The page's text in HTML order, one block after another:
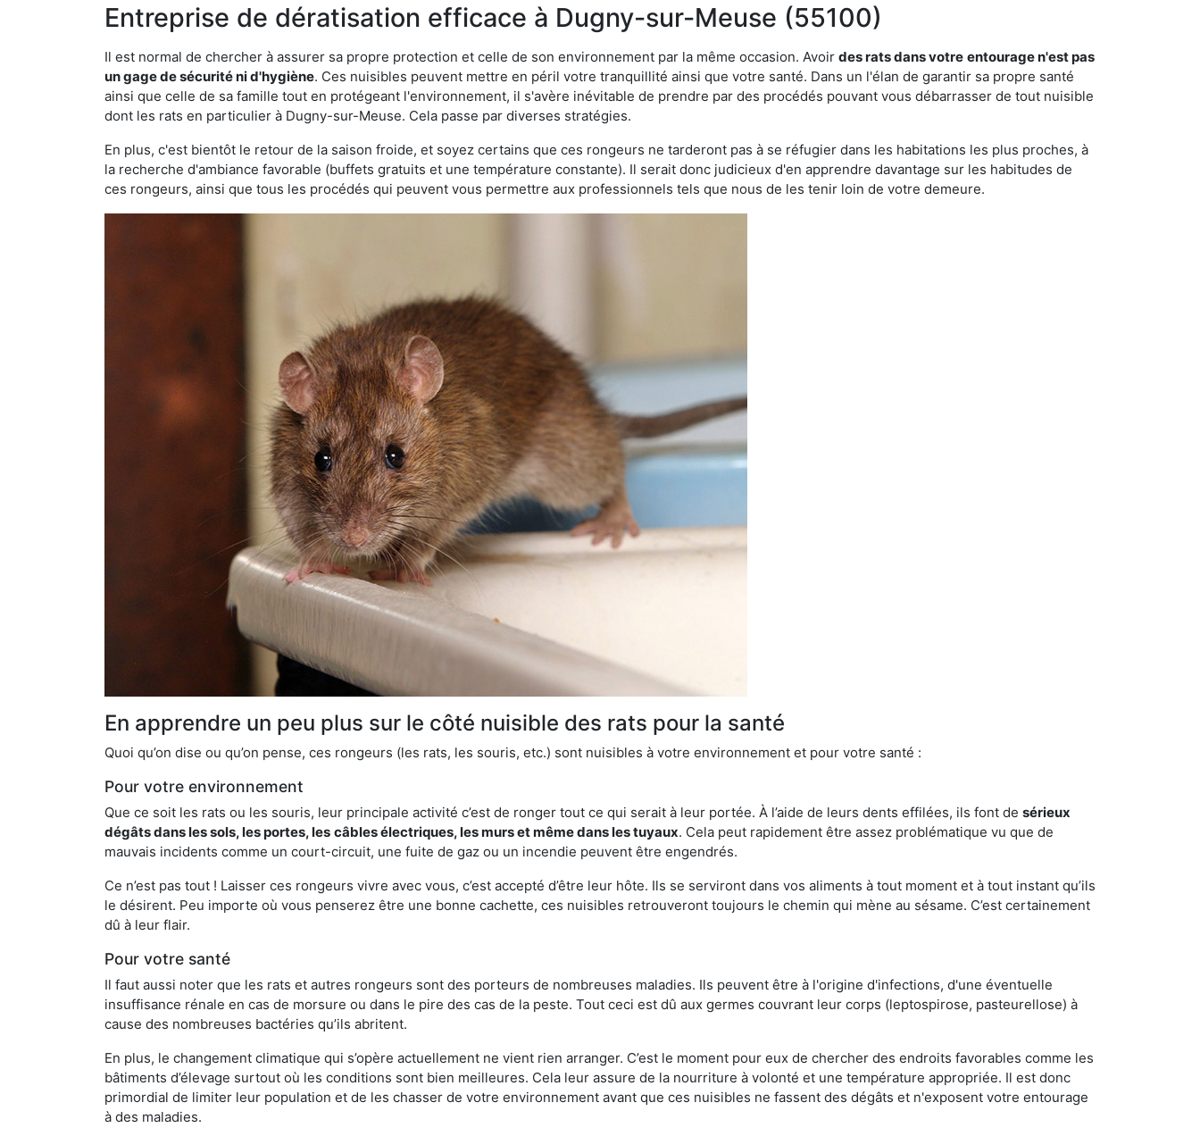
Entreprise de dératisation efficace à Dugny-sur-Meuse (55100)
Il est normal de chercher à assurer sa propre protection et celle de son environnement par la même occasion. Avoir des rats dans votre entourage n'est pas
un gage de sécurité ni d'hygiène. Ces nuisibles peuvent mettre en péril votre tranquillité ainsi que votre santé. Dans un l'élan de garantir sa propre santé
ainsi que celle de sa famille tout en protégeant l'environnement, il s'avère inévitable de prendre par des procédés pouvant vous débarrasser de tout nuisible
dont les rats en particulier à Dugny-sur-Meuse. Cela passe par diverses stratégies.
En plus, c'est bientôt le retour de la saison froide, et soyez certains que ces rongeurs ne tarderont pas à se réfugier dans les habitations les plus proches, à
la recherche d'ambiance favorable (buffets gratuits et une température constante). Il serait donc judicieux d'en apprendre davantage sur les habitudes de
ces rongeurs, ainsi que tous les procédés qui peuvent vous permettre aux professionnels tels que nous de les tenir loin de votre demeure.
En apprendre un peu plus sur le côté nuisible des rats pour la santé
Quoi qu’on dise ou qu’on pense, ces rongeurs (les rats, les souris, etc.) sont nuisibles à votre environnement et pour votre santé :
Pour votre environnement
Que ce soit les rats ou les souris, leur principale activité c’est de ronger tout ce qui serait à leur portée. À l’aide de leurs dents effilées, ils font de sérieux
dégâts dans les sols, les portes, les câbles électriques, les murs et même dans les tuyaux. Cela peut rapidement être assez problématique vu que de
mauvais incidents comme un court-circuit, une fuite de gaz ou un incendie peuvent être engendrés.
Ce n’est pas tout ! Laisser ces rongeurs vivre avec vous, c’est accepté d’être leur hôte. Ils se serviront dans vos aliments à tout moment et à tout instant qu’ils
le désirent. Peu importe où vous penserez être une bonne cachette, ces nuisibles retrouveront toujours le chemin qui mène au sésame. C’est certainement
dû à leur flair.
Pour votre santé
Il faut aussi noter que les rats et autres rongeurs sont des porteurs de nombreuses maladies. Ils peuvent être à l'origine d'infections, d'une éventuelle
insuffisance rénale en cas de morsure ou dans le pire des cas de la peste. Tout ceci est dû aux germes couvrant leur corps (leptospirose, pasteurellose) à
cause des nombreuses bactéries qu’ils abritent.
En plus, le changement climatique qui s’opère actuellement ne vient rien arranger. C’est le moment pour eux de chercher des endroits favorables comme les
bâtiments d’élevage surtout où les conditions sont bien meilleures. Cela leur assure de la nourriture à volonté et une température appropriée. Il est donc
primordial de limiter leur population et de les chasser de votre environnement avant que ces nuisibles ne fassent des dégâts et n'exposent votre entourage
à des maladies.